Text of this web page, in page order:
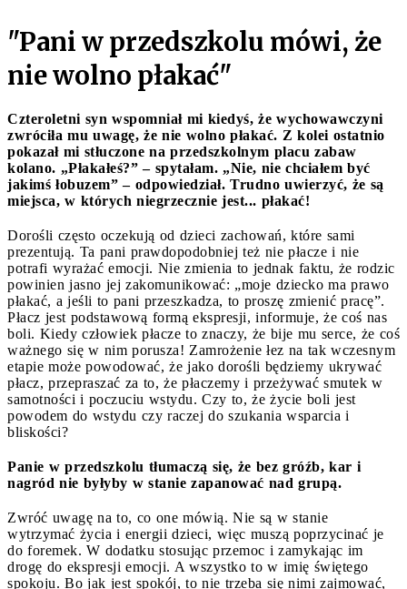
"Pani w przedszkolu mówi, że
nie wolno płakać"
Czteroletni syn wspomniał mi kiedyś, że wychowawczyni
zwróciła mu uwagę, że nie wolno płakać. Z kolei ostatnio
pokazał mi stłuczone na przedszkolnym placu zabaw
kolano. „Płakałeś?” – spytałam. „Nie, nie chciałem być
jakimś łobuzem” – odpowiedział. Trudno uwierzyć, że są
miejsca, w których niegrzecznie jest... płakać!
Dorośli często oczekują od dzieci zachowań, które sami
prezentują. Ta pani prawdopodobniej też nie płacze i nie
potrafi wyrażać emocji. Nie zmienia to jednak faktu, że rodzic
powinien jasno jej zakomunikować: „moje dziecko ma prawo
płakać, a jeśli to pani przeszkadza, to proszę zmienić pracę”.
Płacz jest podstawową formą ekspresji, informuje, że coś nas
boli. Kiedy człowiek płacze to znaczy, że bije mu serce, że coś
ważnego się w nim porusza! Zamrożenie łez na tak wczesnym
etapie może powodować, że jako dorośli będziemy ukrywać
płacz, przepraszać za to, że płaczemy i przeżywać smutek w
samotności i poczuciu wstydu. Czy to, że życie boli jest
powodem do wstydu czy raczej do szukania wsparcia i
bliskości?
Panie w przedszkolu tłumaczą się, że bez gróźb, kar i
nagród nie byłyby w stanie zapanować nad grupą.
Zwróć uwagę na to, co one mówią. Nie są w stanie
wytrzymać życia i energii dzieci, więc muszą poprzycinać je
do foremek. W dodatku stosując przemoc i zamykając im
drogę do ekspresji emocji. A wszystko to w imię świętego
spokoju. Bo jak jest spokój, to nie trzeba się nimi zajmować,